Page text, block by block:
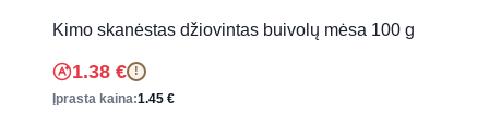
Kimo skanėstas džiovintas buivolų mėsa 100 g
1.38 € !
Įprasta kaina:1.45 €